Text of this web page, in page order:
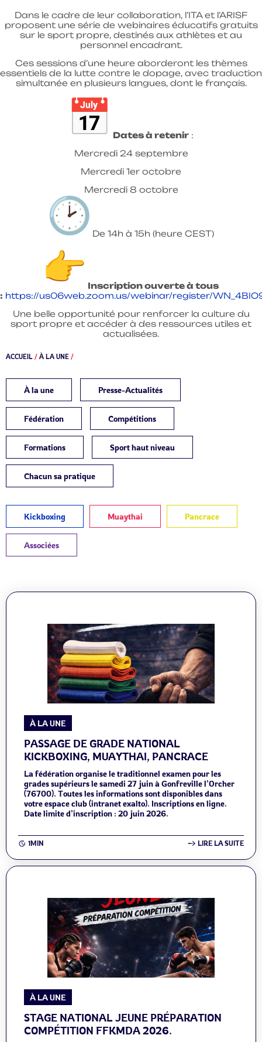
Dans le cadre de leur collaboration, l’ITA et l’ARISF
proposent une série de webinaires éducatifs gratuits
sur le sport propre, destinés aux athlètes et au
personnel encadrant.
Ces sessions d’une heure aborderont les thèmes
essentiels de la lutte contre le dopage, avec traduction
simultanée en plusieurs langues, dont le français.
Dates à retenir :
Mercredi 24 septembre
Mercredi 1er octobre
Mercredi 8 octobre
De 14h à 15h (heure CEST)
Inscription ouverte à tous
: https://us06web.zoom.us/webinar/register/
Une belle opportunité pour renforcer la culture du
sport propre et accéder à des ressources utiles et
actualisées.
ACCUEIL / À LA UNE /
À la une Presse-Actualités
Fédération Compétitions
Formations Sport haut niveau
Chacun sa pratique
Kickboxing Muaythai Pancrace
Associées
À LA UNE
PASSAGE DE GRADE NATIONAL
KICKBOXING, MUAYTHAI, PANCRACE
La fédération organise le traditionnel examen pour les
grades supérieurs le samedi 27 juin à Gonfreville l’Orcher
(76700). Toutes les informations sont disponibles dans
votre espace club (intranet exalto). Inscriptions en ligne.
Date limite d’inscription : 20 juin 2026.
1MIN LIRE LA SUITE
À LA UNE
STAGE NATIONAL JEUNE PRÉPARATION
COMPÉTITION FFKMDA 2026.